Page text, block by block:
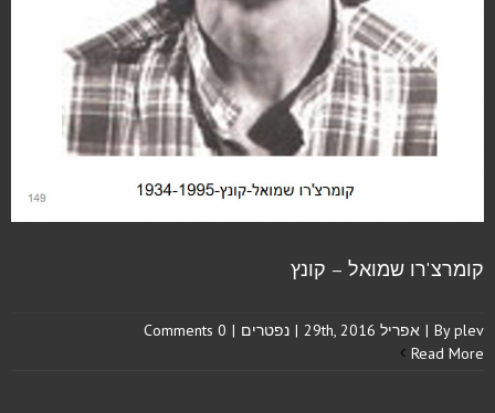
קומרצ'רו שמואל – קונץ
Byplev
| אפריל 29th, 2016 | נפטרים |
0 Comments
Read More